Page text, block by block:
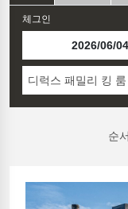
체그인
디럭스 패밀리 킹 룸
순